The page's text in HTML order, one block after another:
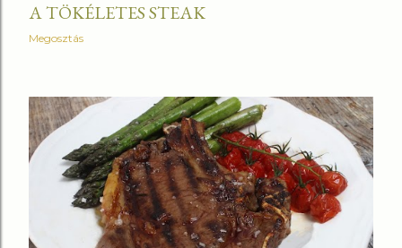
A TÖKÉLETES STEAK
Megosztás